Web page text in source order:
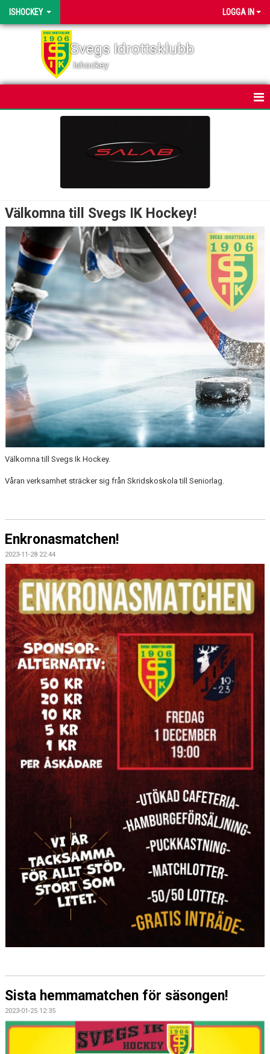
ISHOCKEY LOGGA IN
Svegs Idrottsklubb
Ishockey
DOKUMENT
KONTAKT
Välkomna till Svegs IK Hockey!
Välkomna till Svegs Ik Hockey.
Våran verksamhet sträcker sig från Skridskoskola till Seniorlag.
Enkronasmatchen!
2023-11-28 22:44
Sista hemmamatchen för säsongen!
2023-01-25 12:35